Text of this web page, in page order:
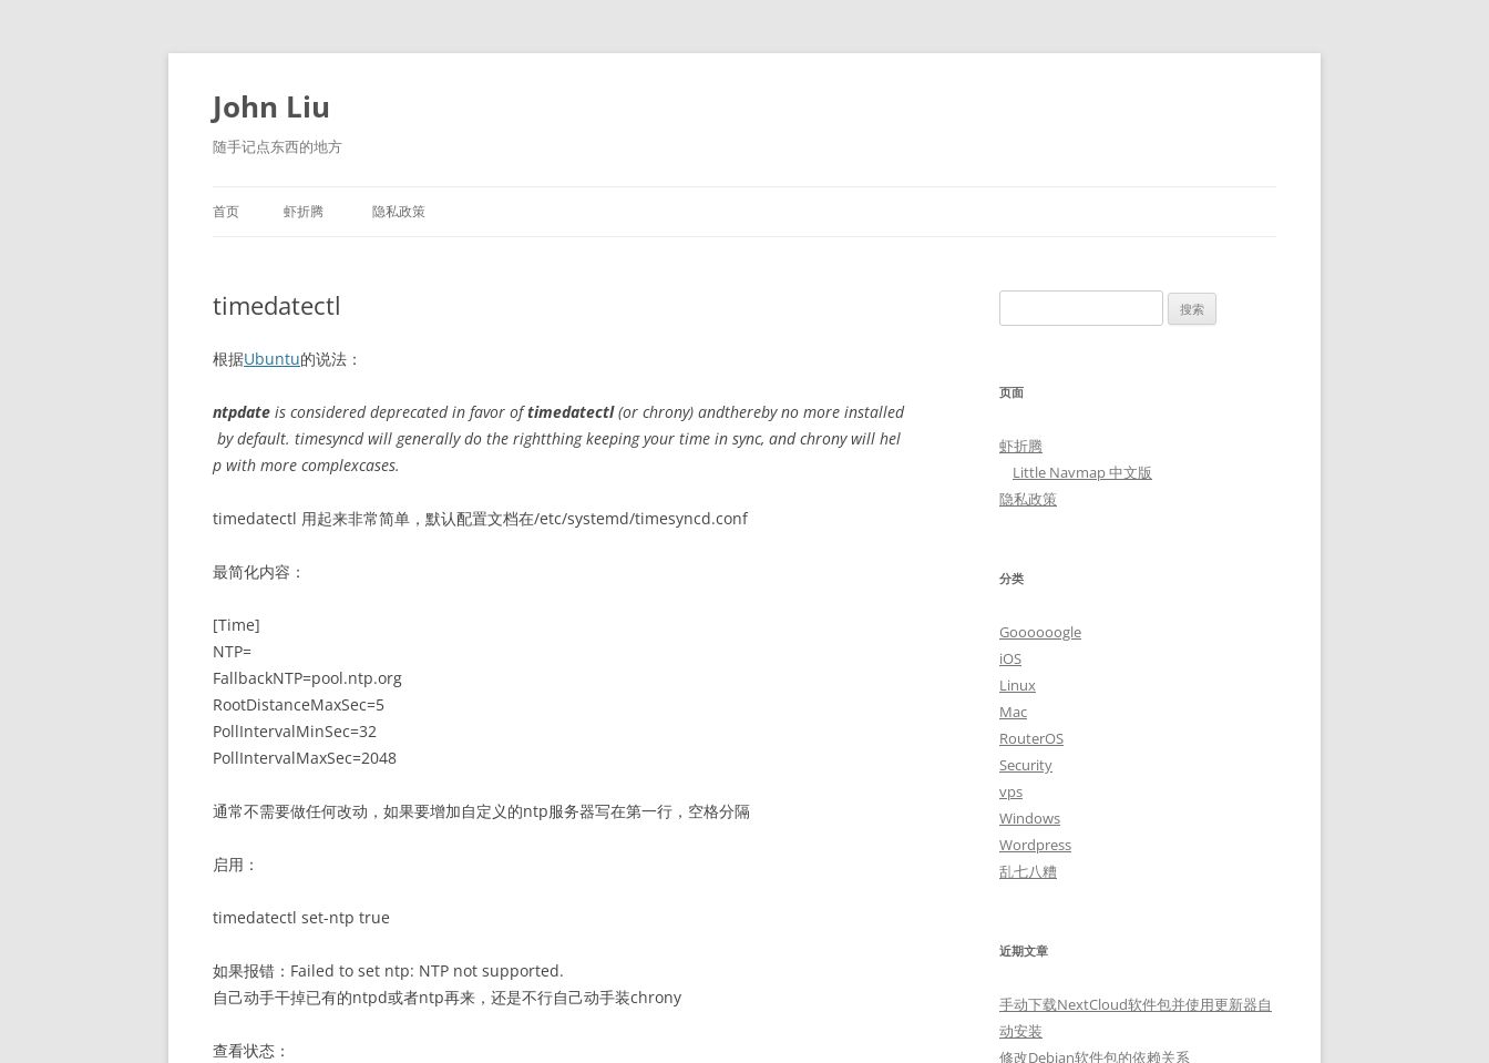
跳
文
John Liu
随手记点东西的地方
首页 虾折腾 隐私政策
timedatectl
根据Ubuntu的说法：
ntpdate is considereddeprecatedin favor oftimedatectl(or chrony) andthereby no more installed
bydefault. timesyncd will generally do the rightthingkeepingyour time in sync, and chronywill hel
p with more complexcases.
timedatectl 用起来非常简单，默认配置文档在/etc/systemd/timesyncd.conf
最简化内容：
[Time]
NTP=
FallbackNTP=pool.ntp.org
RootDistanceMaxSec=5
PollIntervalMinSec=32
PollIntervalMaxSec=2048
通常不需要做任何改动，如果要增加自定义的ntp服务器写在第一行，空格分隔
启用：
timedatectl set-ntp true
如果报错：Failed to set ntp: NTP not supported.
自己动手干掉已有的ntpd或者ntp再来，还是不行自己动手装chrony
查看状态：
索：
页面
虾折腾
Little Navmap 中文版
隐私政策
分类
Goooooogle
iOS
Linux
Mac
RouterOS
Security
vps
Windows
Wordpress
乱七八糟
近期文章
手动下载NextCloud软件包并使用更新器自
动安装
修改Debian软件包的依赖关系